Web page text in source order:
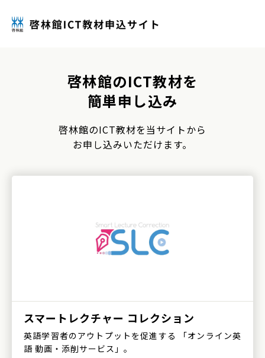
啓林館のICT教材を
簡単申し込み
啓林館のICT教材を当サイトから
お申し込みいただけます。
スマートレクチャー コレクション
英語学習者のアウトプットを促進する 「オンライン英
語 動画・添削サービス」。